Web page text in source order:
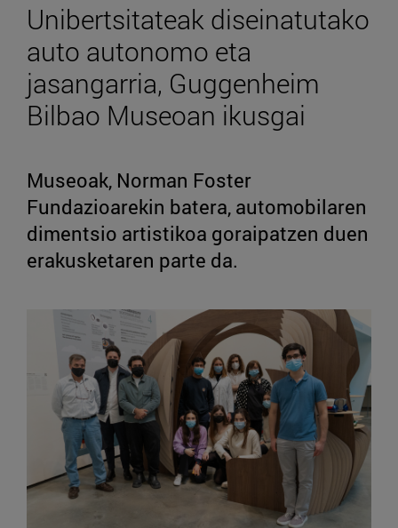
Unibertsitateak diseinatutako
auto autonomo eta
jasangarria, Guggenheim
Bilbao Museoan ikusgai
Museoak, Norman Foster
Fundazioarekin batera, automobilaren
dimentsio artistikoa goraipatzen duen
erakusketaren parte da.